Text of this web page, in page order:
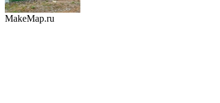
MakeMap.ru